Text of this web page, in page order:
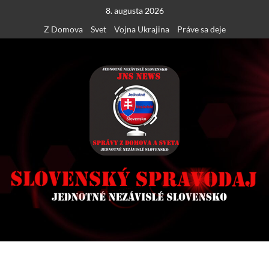
content
8. augusta 2026
Z Domova
Svet Vojna Ukrajina Práve sa deje